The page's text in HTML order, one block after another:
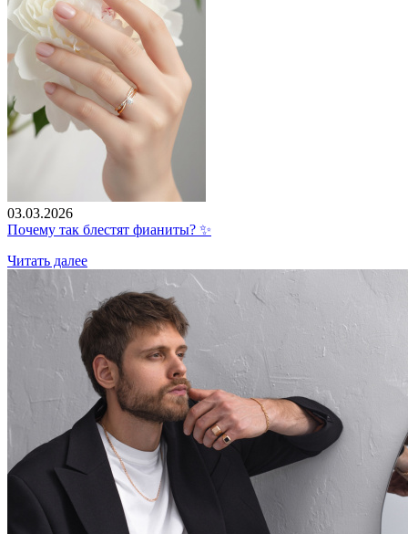
03.03.2026
Почему так блестят фианиты? ✨
Читать далее